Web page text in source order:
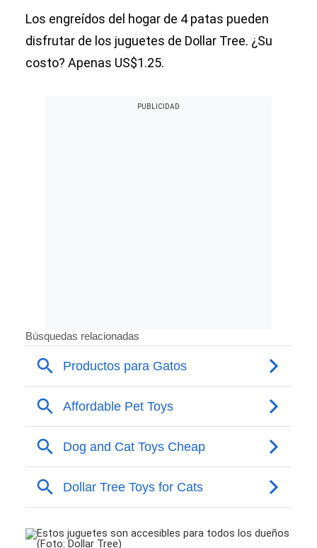
Los engreídos del hogar de 4 patas pueden
disfrutar de los juguetes de Dollar Tree. ¿Su
costo? Apenas US$1.25.